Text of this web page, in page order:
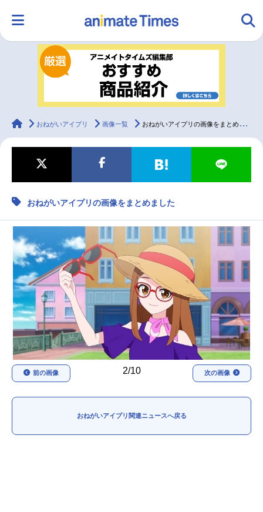
ランキング アニメ
ラジオ みんなの声
マンガ・ラノベ ゲーム・アプリ 音楽 コスプレ
2.5次元 配信・Vtuber トレンド
アニメ記事一覧 声優記事一覧
アニメ映画一覧 実写化映画一覧
今期アニメ曜日別一覧
春アニメ 夏アニメ
秋アニメ 冬アニメ
男性声優/女性声優一覧
FOLLOW US
animateTimes
おねがいアイプリ 画像一覧 おねがいアイプリの画像をまとめました
おねがいアイプリの画像をまとめました
2/10
前の画像 次の画像
おねがいアイプリ関連ニュースへ戻る